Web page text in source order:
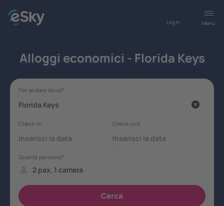
Menù
Log in
Alloggi economici - Florida Keys